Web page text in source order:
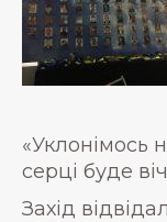
«Уклонімось
серці буде
Захід